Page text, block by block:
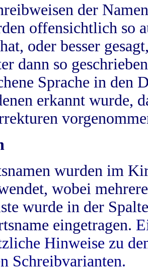
der
offensichtlich so
oder besser
dann so
Sprache in
erkannt wurde,
wurden im
wobei
wurde in der
eingetragen.
Hinweise zu
Schreibvarianten.